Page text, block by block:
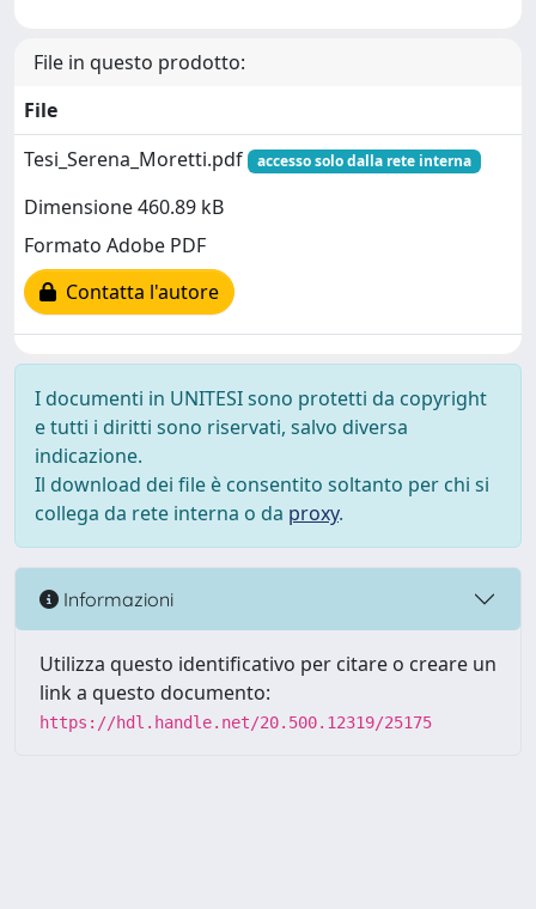
File in questo prodotto:
File
Tesi_Serena_Moretti.pdf
accesso solo dalla rete interna
Dimensione 460.89 kB
Formato Adobe PDF
Contatta l'autore
I documenti in UNITESI sono protetti da copyright
e tutti i diritti sono riservati, salvo diversa
indicazione.
Il download dei file è consentito soltanto per chi si
collega da rete interna o da proxy.
Informazioni
Utilizza questo identificativo per citare o creare un
link a questo documento:
https://hdl.handle.net/20.500.12319/25175